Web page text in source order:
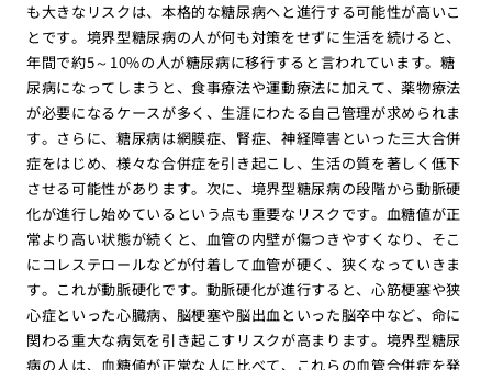
も大きなリスクは、本格的な糖尿病へと進行する可能性が高いこ
とです。境界型糖尿病の人が何も対策をせずに生活を続けると、
年間で約5～10%の人が糖尿病に移行すると言われています。糖
尿病になってしまうと、食事療法や運動療法に加えて、薬物療法
が必要になるケースが多く、生涯にわたる自己管理が求められま
す。さらに、糖尿病は網膜症、腎症、神経障害といった三大合併
症をはじめ、様々な合併症を引き起こし、生活の質を著しく低下
させる可能性があります。次に、境界型糖尿病の段階から動脈硬
化が進行し始めているという点も重要なリスクです。血糖値が正
常より高い状態が続くと、血管の内壁が傷つきやすくなり、そこ
にコレステロールなどが付着して血管が硬く、狭くなっていきま
す。これが動脈硬化です。動脈硬化が進行すると、心筋梗塞や狭
心症といった心臓病、脳梗塞や脳出血といった脳卒中など、命に
関わる重大な病気を引き起こすリスクが高まります。境界型糖尿
病の人は、血糖値が正常な人に比べて、これらの血管合併症を発